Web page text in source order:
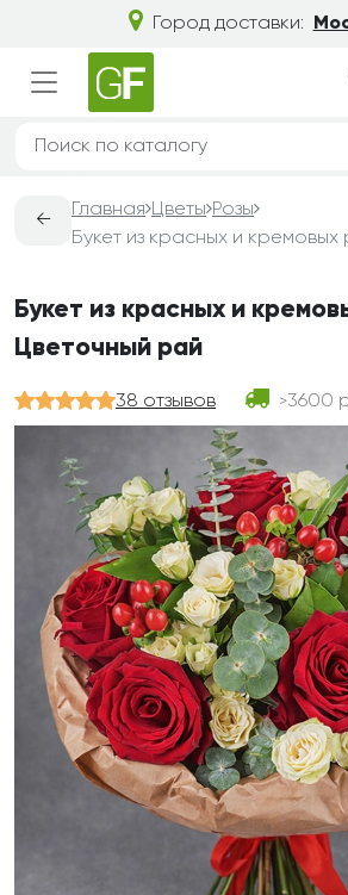
Город доставки:
←
Главная Цветы Розы
Букет из красных и
Цветочный рай
38 отзывов >3600